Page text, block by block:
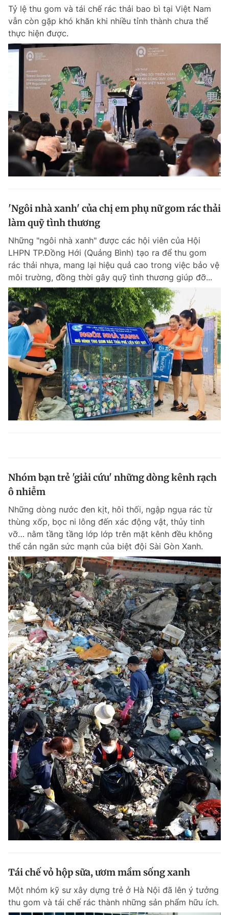
Tỷ lệ thu gom và tái chế rác thải bao bì tại Việt Nam
vẫn còn gặp khó khăn khi nhiều tỉnh thành chưa thể
thực hiện được.
'Ngôi nhà xanh' của chị em phụ nữ gom rác thải
làm quỹ tình thương
Những "ngôi nhà xanh" được các hội viên của Hội
LHPN TP.Đồng Hới (Quảng Bình) tạo ra để thu gom
rác thải nhựa, mang lại hiệu quả cao trong việc bảo vệ
môi trường, đồng thời gây quỹ tình thương giúp đỡ...
Nhóm bạn trẻ 'giải cứu' những dòng kênh rạch
ô nhiễm
Những dòng nước đen kịt, hôi thối, ngập ngụa rác từ
thùng xốp, bọc ni lông đến xác động vật, thủy tinh
vỡ… nằm tầng tầng lớp lớp trên mặt kênh đều không
thể cản ngăn sức mạnh của biệt đội Sài Gòn Xanh.
Tái chế vỏ hộp sữa, ươm mầm sống xanh
Một nhóm kỹ sư xây dựng trẻ ở Hà Nội đã lên ý tưởng
thu gom và tái chế rác thành những sản phẩm hữu ích.